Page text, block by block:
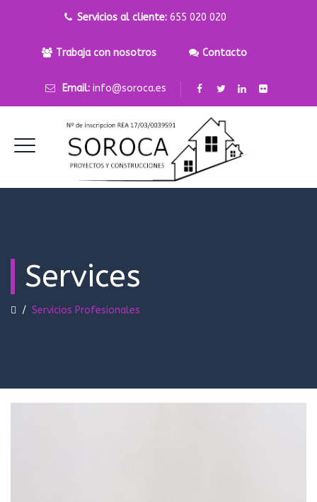
Servicios al cliente:655 020 020
Trabaja con nosotros Contacto
Email: info@soroca.es
Services
/ Servicios Profesionales